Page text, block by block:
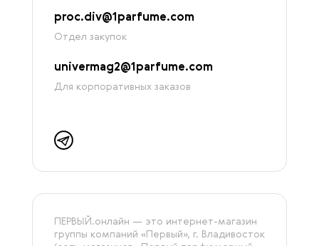
proc.div@1parfume.com
Отдел закупок
univermag2@1parfume.com
Для корпоративных заказов
ПЕРВЫЙ.онлайн — это интернет-магазин
группы компаний «‎Первый», г. Владивосток